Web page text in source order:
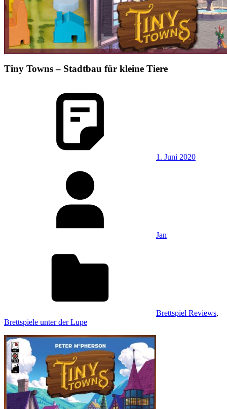
Tiny Towns – Stadtbau für kleine Tiere
1. Juni 2020
Jan
Brettspiel Reviews,
Brettspiele unter der Lupe